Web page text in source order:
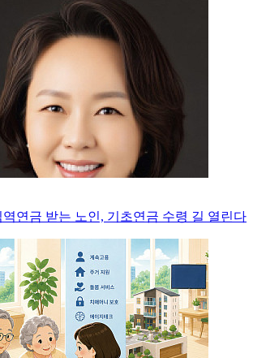
역연금 받는 노인, 기초연금 수령 길 열린다